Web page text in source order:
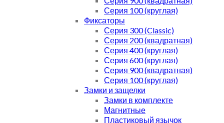
Серия 100 (круглая)
Фиксаторы
Серия 300 (Classic)
Серия 200 (квадратная)
Серия 400 (круглая)
Серия 600 (круглая)
Серия 900 (квадратная)
Серия 100 (круглая)
Замки и защелки
Замки в комплекте
Магнитные
Пластиковый язычок